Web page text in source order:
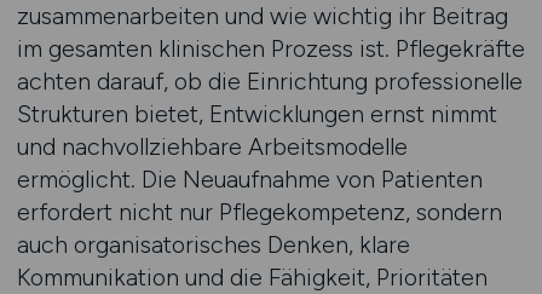
zusammenarbeiten und wie wichtig ihr Beitrag
im gesamten klinischen Prozess ist. Pflegekräfte
achten darauf, ob die Einrichtung professionelle
Strukturen bietet, Entwicklungen ernst nimmt
und nachvollziehbare Arbeitsmodelle
ermöglicht. Die Neuaufnahme von Patienten
erfordert nicht nur Pflegekompetenz, sondern
auch organisatorisches Denken, klare
Kommunikation und die Fähigkeit, Prioritäten